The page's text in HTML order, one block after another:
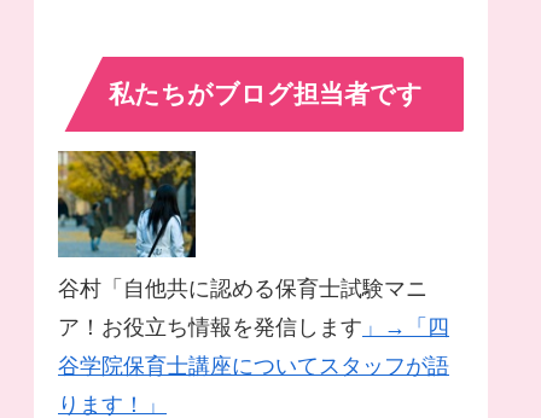
私たちがブログ担当者です
谷村「自他共に認める保育士試験マニ
ア！お役立ち情報を発信します 」→「四
谷学院保育士講座についてスタッフが語
ります！」